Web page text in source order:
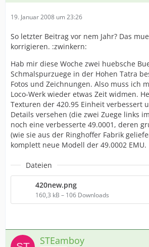
19. Januar 2008 um 23:26
So letzter Beitrag vor nem Jahr? Das
korrigieren. :zwinkern:
Hab mir diese Woche zwei huebsche
Schmalspurzuege in der Hohen Tatra
Fotos und Zeichnungen. Also muss ich
Loco-Werk wieder etwas Zeit widmen.
Texturen der 420.95 Einheit verbessert
Details versehen (die zwei Zuege links
noch eine verbesserte 49.0001, deren
(wie sie aus der Ringhoffer Fabrik
komplett neue Modell der 49.0002 EMU.
Dateien
420new.png
160,3 kB – 106 Downloads
STEamboy